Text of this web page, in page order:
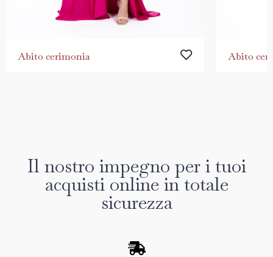
Abito cerimonia Abito
Il nostro impegno per i tuoi
acquisti online in totale
sicurezza